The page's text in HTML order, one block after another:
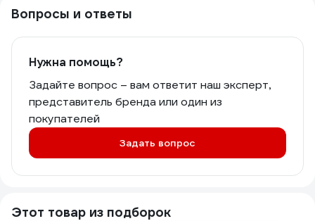
Вопросы и ответы
Нужна помощь?
Задайте вопрос – вам ответит наш эксперт,
представитель бренда или один из
покупателей
Задать вопрос
Этот товар из подборок